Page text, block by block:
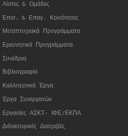
Λίστες & Ομάδες
Επισ. & Επαγ. Κοινότητες
Μεταπτυχιακά Προγράμματα
Ερευνητικά Προγράμματα
Συνέδρια
Βιβλιογραφία
Καλλιτεχνικά Έργα
Έργα Συνεργατών
Εργασίες ΑΣΚΤ- ΙΦΕ/ΕΚΠΑ
Διδακτορικές Διατριβές